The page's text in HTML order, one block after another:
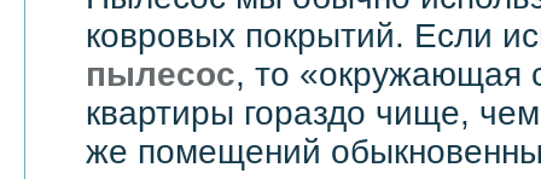
ковровых покрытий. Если
пылесос, то «окружающая
квартиры гораздо чище,
же помещений